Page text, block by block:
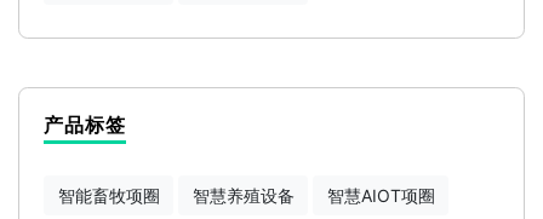
产品标签
智能畜牧项圈 智慧养殖设备 智慧AIOT项圈